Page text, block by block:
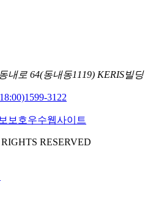
내로 64(동내동1119) KERIS빌딩
1599-3122
RESERVED